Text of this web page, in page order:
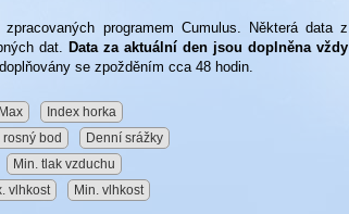
programem Cumulus. Některá data z
dat. Data za aktuální den jsou doplněna vždy
se zpožděním cca 48 hodin.
Index horka
rosný bod
Denní srážky
Min. tlak vzduchu
vlhkost Min. vlhkost